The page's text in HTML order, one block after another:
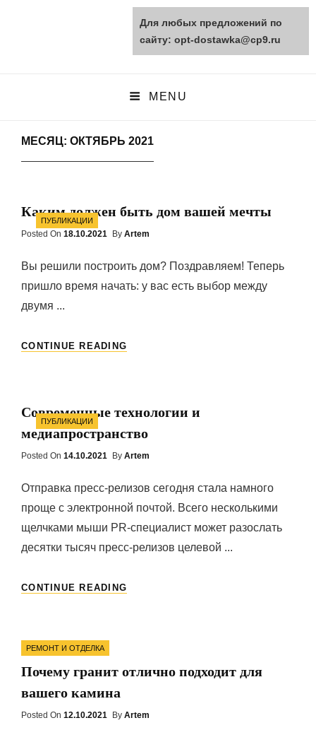
opt-dostawka.ru
MENU
МЕСЯЦ: ОКТЯБРЬ 2021
Categories
ПУБЛИКАЦИИ
Каким должен быть дом вашей мечты
Posted On Posted
18.10.2021 By Artem
Вы решили построить дом? Поздравляем! Теперь
пришло время начать: у вас есть выбор между
двумя ...
CONTINUE READING
МЕЧТЫ
Categories
ПУБЛИКАЦИИ
Современные технологии и
медиапространство
Posted On Posted
14.10.2021 By Artem
Отправка пресс-релизов сегодня стала намного
проще с электронной почтой. Всего несколькими
щелчками мыши PR-специалист может разослать
десятки тысяч пресс-релизов целевой ...
CONTINUE READING
Categories
РЕМОНТ И ОТДЕЛКА
Почему гранит отлично подходит для
вашего камина
Posted On Posted
12.10.2021 By Artem
Для любых предложений по
сайту: opt-dostawka@cp9.ru